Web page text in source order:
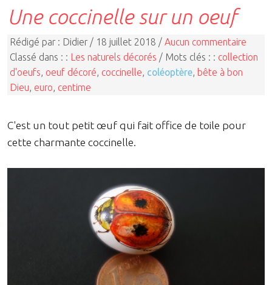
Une coccinelle sur un oeuf
Rédigé par : Didier / 18 juillet 2018 / Aucun commentaire
Classé dans : : Les naturels décorés / Mots clés : : collection
d'oeufs oeuf décoré coccinelle coléoptère bête à bon
Dieu euro centime
C'est un tout petit œuf qui fait office de toile pour
cette charmante coccinelle.